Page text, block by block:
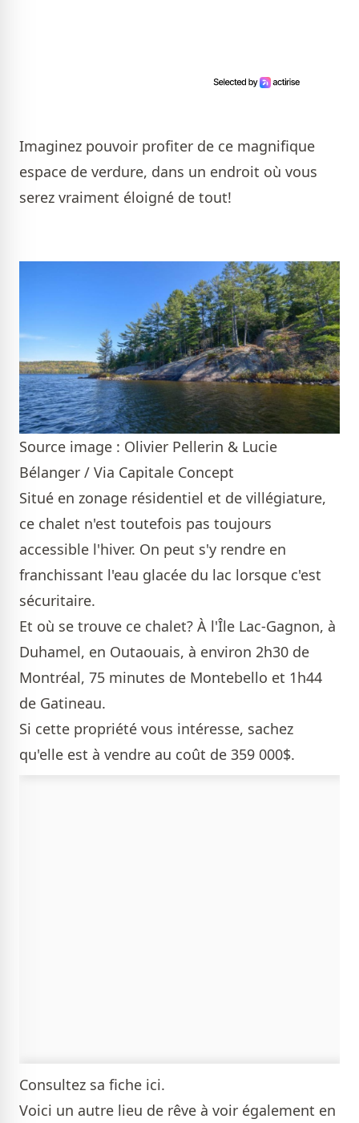
Imaginez pouvoir profiter de ce magnifique
espace de verdure, dans un endroit où vous
serez vraiment éloigné de tout!
Source image : Olivier Pellerin & Lucie
Bélanger / Via Capitale Concept
Situé en zonage résidentiel et de villégiature,
ce chalet n'est toutefois pas toujours
accessible l'hiver. On peut s'y rendre en
franchissant l'eau glacée du lac lorsque c'est
sécuritaire.
Et où se trouve ce chalet? À l'Île Lac-Gagnon, à
Duhamel, en Outaouais, à environ 2h30 de
Montréal, 75 minutes de Montebello et 1h44
de Gatineau.
Si cette propriété vous intéresse, sachez
qu'elle est à vendre au coût de 359 000$.
Consultez sa fiche ici.
Voici un autre lieu de rêve à voir également en